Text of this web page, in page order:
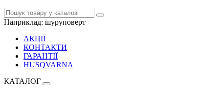
Наприклад: шуруповерт
АКЦІЇ
КОНТАКТИ
ГАРАНТІЇ
HUSQVARNA
КАТАЛОГ